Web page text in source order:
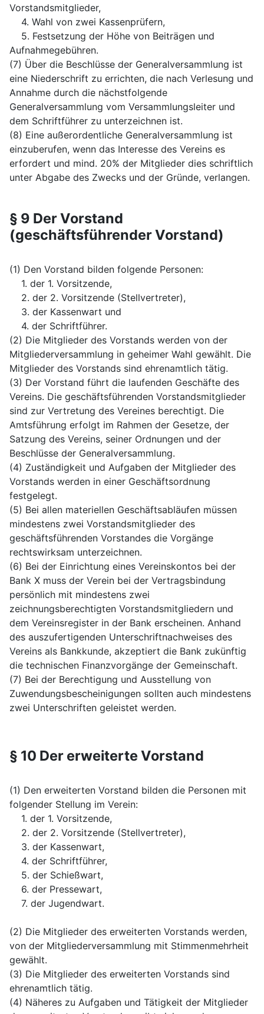
Vorstandsmitglieder,
4. Wahl von zwei Kassenprüfern,
5. Festsetzung der Höhe von Beiträgen und
Aufnahmegebühren.
(7) Über die Beschlüsse der Generalversammlung ist
eine Niederschrift zu errichten, die nach Verlesung und
Annahme durch die nächstfolgende
Generalversammlung vom Versammlungsleiter und
dem Schriftführer zu unterzeichnen ist.
(8) Eine außerordentliche Generalversammlung ist
einzuberufen, wenn das Interesse des Vereins es
erfordert und mind. 20% der Mitglieder dies schriftlich
unter Abgabe des Zwecks und der Gründe, verlangen.
§ 9 Der Vorstand
(geschäftsführender Vorstand)
(1) Den Vorstand bilden folgende Personen:
1. der 1. Vorsitzende,
2. der 2. Vorsitzende (Stellvertreter),
3. der Kassenwart und
4. der Schriftführer.
(2) Die Mitglieder des Vorstands werden von der
Mitgliederversammlung in geheimer Wahl gewählt. Die
Mitglieder des Vorstands sind ehrenamtlich tätig.
(3) Der Vorstand führt die laufenden Geschäfte des
Vereins. Die geschäftsführenden Vorstandsmitglieder
sind zur Vertretung des Vereines berechtigt. Die
Amtsführung erfolgt im Rahmen der Gesetze, der
Satzung des Vereins, seiner Ordnungen und der
Beschlüsse der Generalversammlung.
(4) Zuständigkeit und Aufgaben der Mitglieder des
Vorstands werden in einer Geschäftsordnung
festgelegt.
(5) Bei allen materiellen Geschäftsabläufen müssen
mindestens zwei Vorstandsmitglieder des
geschäftsführenden Vorstandes die Vorgänge
rechtswirksam unterzeichnen.
(6) Bei der Einrichtung eines Vereinskontos bei der
Bank X muss der Verein bei der Vertragsbindung
persönlich mit mindestens zwei
zeichnungsberechtigten Vorstandsmitgliedern und
dem Vereinsregister in der Bank erscheinen. Anhand
des auszufertigenden Unterschriftnachweises des
Vereins als Bankkunde, akzeptiert die Bank zukünftig
die technischen Finanzvorgänge der Gemeinschaft.
(7) Bei der Berechtigung und Ausstellung von
Zuwendungsbescheinigungen sollten auch mindestens
zwei Unterschriften geleistet werden.
§ 10 Der erweiterte Vorstand
(1) Den erweiterten Vorstand bilden die Personen mit
folgender Stellung im Verein:
1. der 1. Vorsitzende,
2. der 2. Vorsitzende (Stellvertreter),
3. der Kassenwart,
4. der Schriftführer,
5. der Schießwart,
6. der Pressewart,
7. der Jugendwart.
(2) Die Mitglieder des erweiterten Vorstands werden,
von der Mitgliederversammlung mit Stimmenmehrheit
gewählt.
(3) Die Mitglieder des erweiterten Vorstands sind
ehrenamtlich tätig.
(4) Näheres zu Aufgaben und Tätigkeit der Mitglieder